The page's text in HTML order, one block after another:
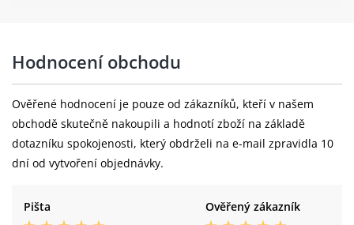
Hodnocení obchodu
Ověřené hodnocení je pouze od zákazníků, kteří v našem
obchodě skutečně nakoupili a hodnotí zboží na základě
dotazníku spokojenosti, který obdrželi na e-mail zpravidla 10
dní od vytvoření objednávky.
Pišta Ověřený zákazník